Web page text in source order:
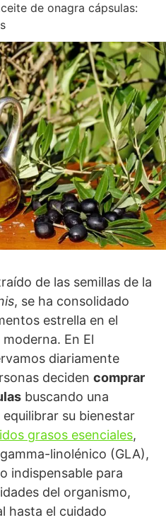
de onagra cápsulas:
de las semillas de la
, se ha consolidado
estrella en el
En El
diariamente
deciden comprar
buscando una
su bienestar
grasos esenciales,
linolénico (GLA),
indispensable para
del organismo,
hasta el cuidado